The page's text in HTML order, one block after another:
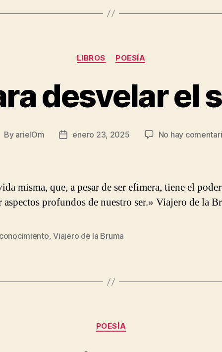
Categories
LIBROS POESÍA
desvelar el
By arielOṁ
Postenero 23, 2025 No hay
misma, que, a pesar de ser efímera, tiene el
aspectos profundos de nuestro ser.» Viajero de la
,Viajero de la Bruma
Categories
POESÍA